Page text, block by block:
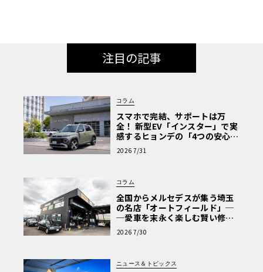
注目の記事
コラム
スマホで完結、サポートは万
全！ 新型EV「インスター」で実
感するヒョンデの「4つの安心」
【第1回・ヒョンデ6つの疑問：
Why? Hyundai?】〈PR〉
2026 7/31
コラム
全国からメルセデスが集う埼玉
の名店「オートフィールド」─
─愛車を末永く楽しむ賢い修理
術と、プロがフックス製オイル
を選ぶ理由〈PR〉
2026 7/30
ニュース＆トピックス